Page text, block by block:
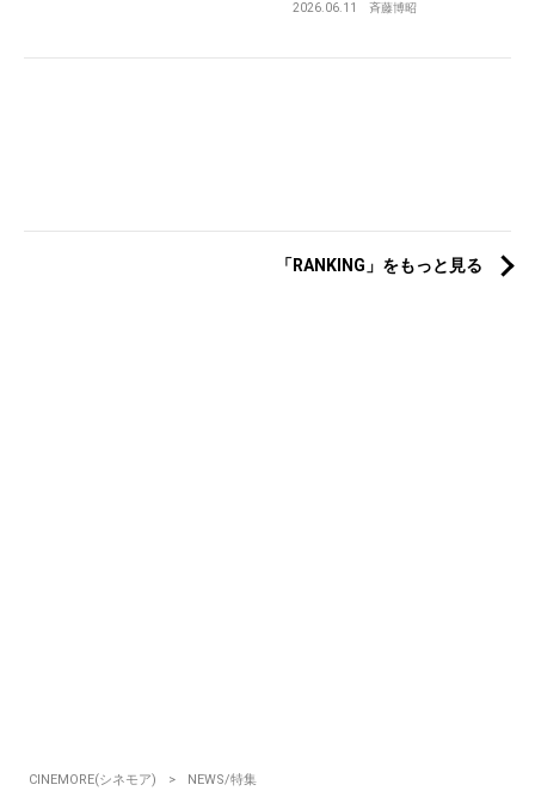
2026.06.11 斉藤博昭
「RANKING」をもっと見る
CINEMORE(シネモア)
NEWS/特集